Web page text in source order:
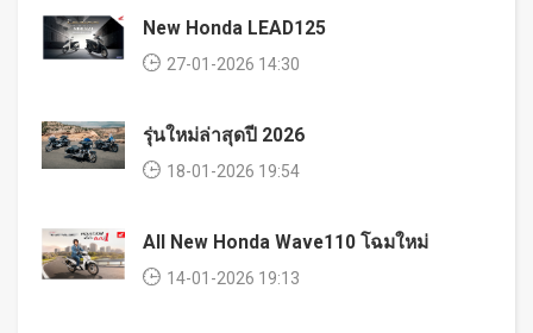
New Honda LEAD125
27-01-2026 14:30
รุ่นใหม่ล่าสุดปี 2026
18-01-2026 19:54
All New Honda Wave110 โฉมใหม่
14-01-2026 19:13